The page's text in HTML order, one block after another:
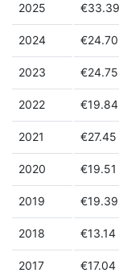
2025
2024
2023
2022
2021 €27.45
2020 €19.51
2019
2018 €13.14
2017 €17.04